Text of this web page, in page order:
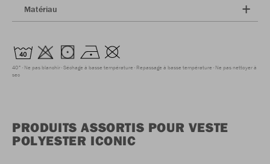
Matériau
40° Ne pas blanchir Séchage à basse température Repassage à basse température Ne pas nettoyer à
sec
PRODUITS ASSORTIS POUR VESTE
POLYESTER ICONIC